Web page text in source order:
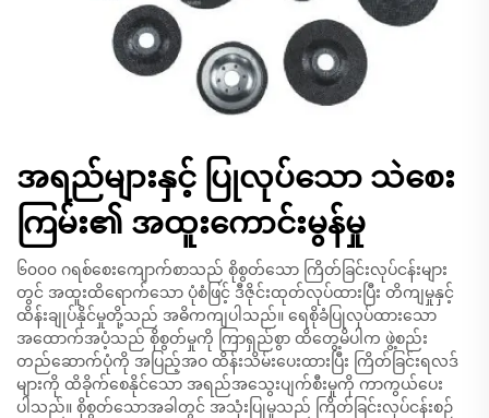
အရည်များနှင့် ပြုလုပ်သော သဲစေး
ကြမ်း၏ အထူးကောင်းမွန်မှု
၆၀၀၀ ဂရစ်စေးကျောက်စာသည် စိုစွတ်သော ကြိတ်ခြင်းလုပ်ငန်းများ
တွင် အထူးထိရောက်သော ပုံစံဖြင့် ဒီဇိုင်းထုတ်လုပ်ထားပြီး တိကျမှုနှင့်
ထိန်းချုပ်နိုင်မှုတို့သည် အဓိကကျပါသည်။ ရေစိုခံပြုလုပ်ထားသော
အထောက်အပံ့သည် စိုစွတ်မှုကို ကြာရှည်စွာ ထိတွေ့မိပါက ဖွဲ့စည်း
တည်ဆောက်ပုံကို အပြည့်အဝ ထိန်းသိမ်းပေးထားပြီး ကြိတ်ခြင်းရလဒ်
များကို ထိခိုက်စေနိုင်သော အရည်အသွေးပျက်စီးမှုကို ကာကွယ်ပေး
ပါသည်။ စိုစွတ်သောအခါတွင် အသုံးပြုမှုသည် ကြိတ်ခြင်းလုပ်ငန်းစဉ်